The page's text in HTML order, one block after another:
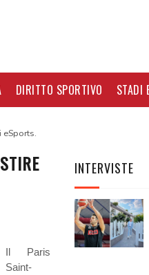
DIRITTO SPORTIVO STADI
eSports.
Il Paris
Saint-
INTERVISTE